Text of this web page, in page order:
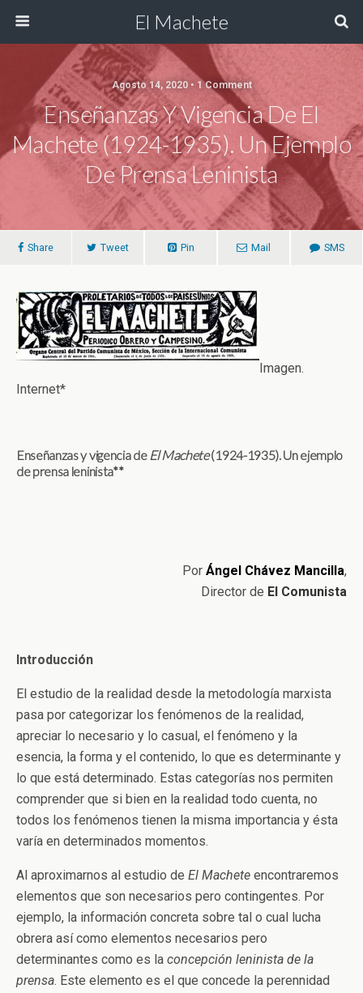
El Machete
Agosto 14, 2020 • 1 Comment
Enseñanzas Y Vigencia De El
Machete (1924-1935). Un Ejemplo
De Prensa Leninista
Share Tweet Pin Mail SMS
Imagen.
Internet*
Enseñanzas y vigencia de El Machete(1924-1935). Un ejemplo
de prensa leninista**
Por Ángel Chávez Mancilla,
Director de El Comunista
Introducción
El estudio de la realidad desde la metodología marxista
pasa por categorizar los fenómenos de la realidad,
apreciar lo necesario y lo casual, el fenómeno y la
esencia, la forma y el contenido, lo que es determinante y
lo que está determinado. Estas categorías nos permiten
comprender que si bien en la realidad todo cuenta, no
todos los fenómenos tienen la misma importancia y ésta
varía en determinados momentos.
Al aproximarnos al estudio de El Machete encontraremos
elementos que son necesarios pero contingentes. Por
ejemplo, la información concreta sobre tal o cual lucha
obrera así como elementos necesarios pero
determinantes como es la concepción leninista de la
prensa. Este elemento es el que concede la perennidad